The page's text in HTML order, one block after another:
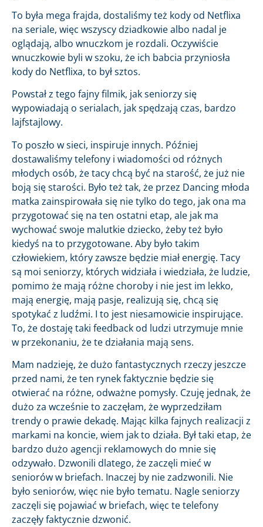
To była mega frajda, dostaliśmy też kody od Netflixa
na seriale, więc wszyscy dziadkowie albo nadal je
oglądają, albo wnuczkom je rozdali. Oczywiście
wnuczkowie byli w szoku, że ich babcia przyniosła
kody do Netflixa, to był sztos.
Powstał z tego fajny filmik, jak seniorzy się
wypowiadają o serialach, jak spędzają czas, bardzo
lajfstajlowy.
To poszło w sieci, inspiruje innych. Później
dostawaliśmy telefony i wiadomości od różnych
młodych osób, że tacy chcą być na starość, że już nie
boją się starości. Było też tak, że przez Dancing młoda
matka zainspirowała się nie tylko do tego, jak ona ma
przygotować się na ten ostatni etap, ale jak ma
wychować swoje malutkie dziecko, żeby też było
kiedyś na to przygotowane. Aby było takim
człowiekiem, który zawsze będzie miał energię. Tacy
są moi seniorzy, których widziała i wiedziała, że ludzie,
pomimo że mają różne choroby i nie jest im lekko,
mają energię, mają pasje, realizują się, chcą się
spotykać z ludźmi. I to jest niesamowicie inspirujące.
To, że dostaję taki feedback od ludzi utrzymuje mnie
w przekonaniu, że te działania mają sens.
Mam nadzieję, że dużo fantastycznych rzeczy jeszcze
przed nami, że ten rynek faktycznie będzie się
otwierać na różne, odważne pomysły. Czuję jednak, że
dużo za wcześnie to zaczęłam, że wyprzedziłam
trendy o prawie dekadę. Mając kilka fajnych realizacji z
markami na koncie, wiem jak to działa. Był taki etap, że
bardzo dużo agencji reklamowych do mnie się
odzywało. Dzwonili dlatego, że zaczęli mieć w
seniorów w briefach. Inaczej by nie zadzwonili. Nie
było seniorów, więc nie było tematu. Nagle seniorzy
zaczęli się pojawiać w briefach, więc te telefony
zaczęły faktycznie dzwonić.